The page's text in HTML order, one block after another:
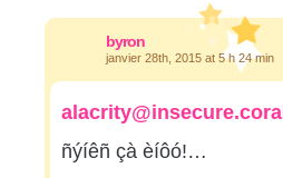
byron
janvier 28th, 2015 at 5 h 24 min
alacrity@insecure.coral
ñýíêñ çà èíôó!…